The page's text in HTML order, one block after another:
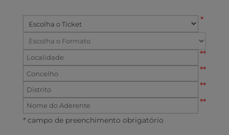
* campo de preenchimento obrigatório